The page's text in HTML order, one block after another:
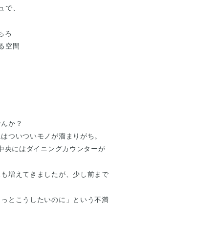
で、
ろ
空間
か？
ついついモノが溜まりがち。
央にはダイニングカウンターが
増えてきましたが、少し前まで
とこうしたいのに」という不満